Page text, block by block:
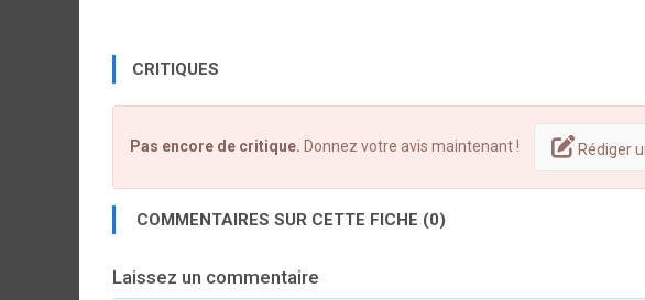
CRITIQUES
Pas encore de critique. Donnez votre avis maintenant ! Rédiger
COMMENTAIRES SUR CETTE FICHE (0)
Laissez un commentaire